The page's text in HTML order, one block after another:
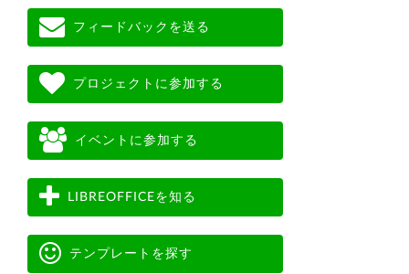
フィードバックを送る
プロジェクトに参加する
イベントに参加する
LIBREOFFICEを知る
テンプレートを探す